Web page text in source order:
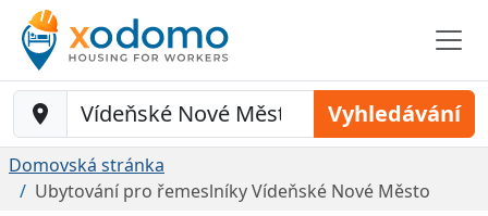
Baustelle-Location Vyhledávání
Domovská stránka
Ubytování pro řemeslníky Vídeňské Nové Město